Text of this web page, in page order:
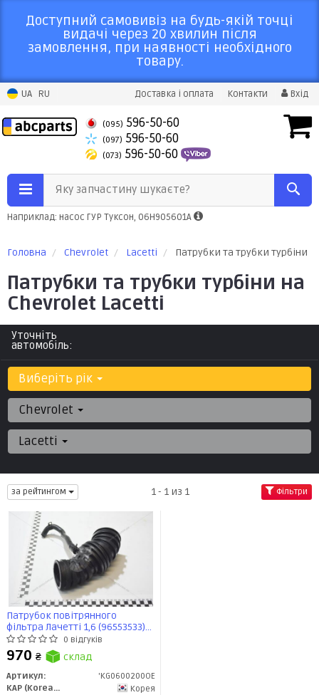
Доступний самовивіз на будь-якій точці
видачі через 20 хвилин після
замовлення, при наявності необхідного
товару.
UA RU Доставка і оплата Контакти Вхід
(095) 596-50-60
(097) 596-50-60
(073) 596-50-60
Яку запчастину шукаєте?
Наприклад: насос ГУР Туксон, 06H905601A
Головна Chevrolet Lacetti Патрубки та трубки турбіни
Патрубки та трубки турбіни на
Chevrolet Lacetti
Уточніть
автомобіль:
Виберіть рік
Chevrolet
Lacetti
за рейтингом 1 - 1 из 1 Фільтри
Патрубок повітрянного
фільтра Лачетті 1,6 (96553533)
KG0600200OE KAP-OEM
0 відгуків
970 ₴ склад
Артикул:
'KG0600200OE
KAP (KoreaAutoParts)
Корея